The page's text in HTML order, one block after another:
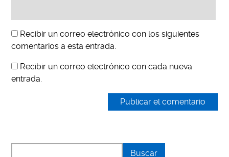
Recibir un correo electrónico con los siguientes
comentarios a esta entrada.
Recibir un correo electrónico con cada nueva
entrada.